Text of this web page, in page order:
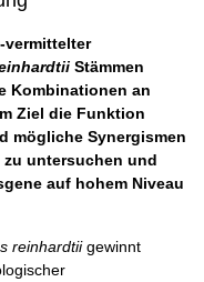
vermittelter
Stämmen
Kombinationen an
Ziel die Funktion
mögliche Synergismen
untersuchen und
auf hohem Niveau
reinhardtiigewinnt